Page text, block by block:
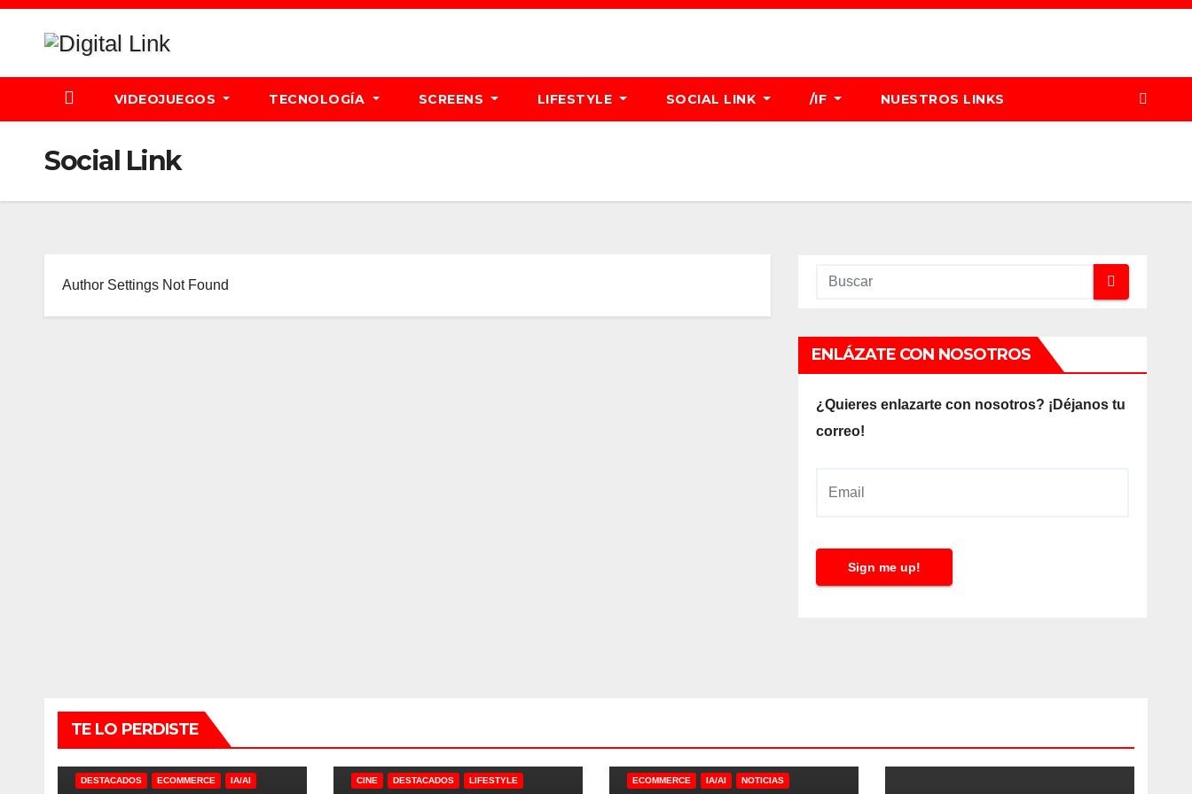
Saltar
VIDEOJUEGOS TECNOLOGÍA SCREENS LIFESTYLE SOCIAL LINK /IF NUESTROS LINKS
Social Link
Author Settings Not Found
ENLÁZATE CON NOSOTROS
¿Quieres enlazarte con nosotros? ¡Déjanos tu
correo!
l
Sign me up!
TE LO PERDISTE
DESTACADOS ECOMMERCE IA/AI CINE DESTACADOS LIFESTYLE ECOMMERCE IA/AI NOTICIAS